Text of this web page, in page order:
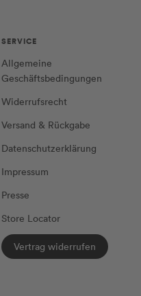
SERVICE
Allgemeine
Geschäftsbedingungen
Widerrufsrecht
Versand & Rückgabe
Datenschutzerklärung
Impressum
Presse
Store Locator
Vertrag widerrufen